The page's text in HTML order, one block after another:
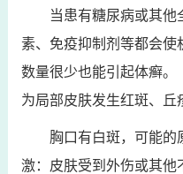
当患有糖尿病或其
素、免疫抑制剂等都会使
数量很少也能引起体癣。
为局部皮肤发生红斑、丘
胸口有白斑，可能的
激：皮肤受到外伤或其他